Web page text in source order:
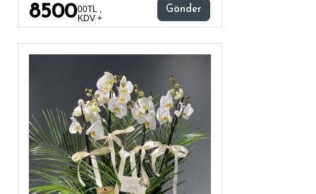
850000TL ,
KDV +
Gönder